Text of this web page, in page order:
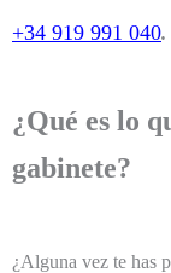
+34 919 991 040.
¿Qué es lo
gabinete?
¿Alguna vez te has